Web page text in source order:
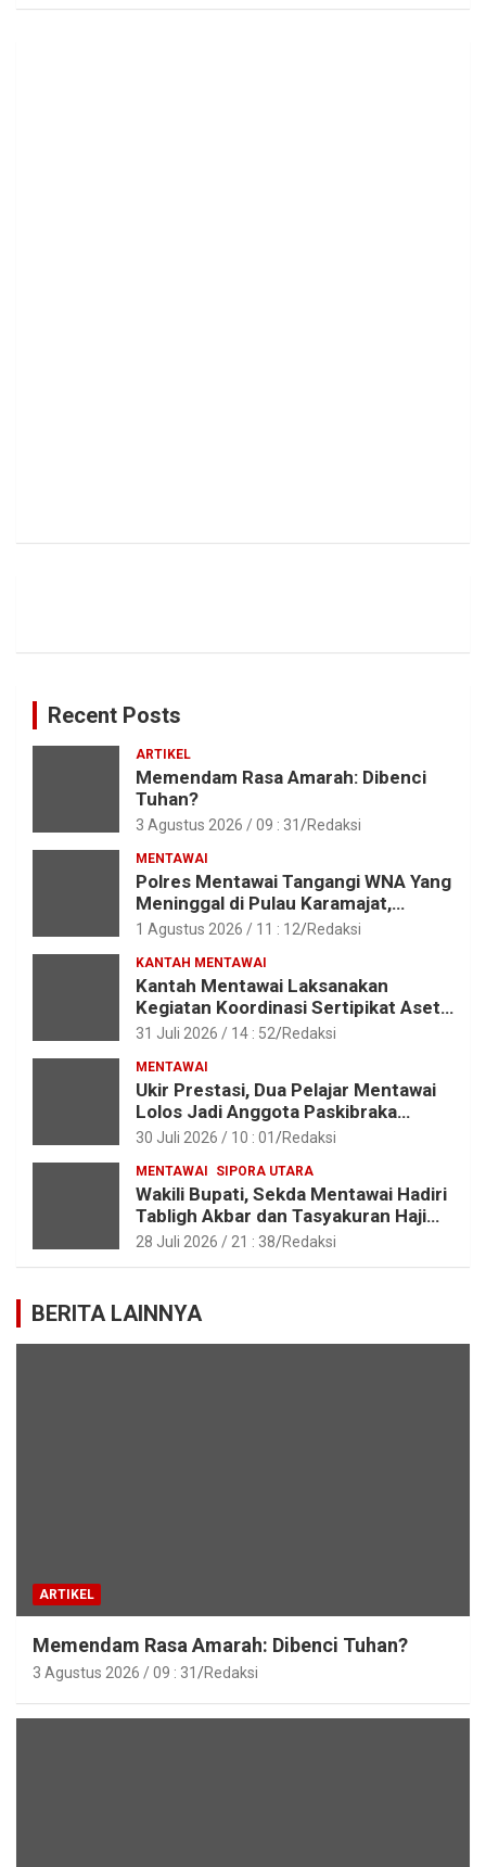
Recent Posts
ARTIKEL
Memendam Rasa Amarah: Dibenci
Tuhan?
3 Agustus 2026 / 09 : 31 Redaksi
MENTAWAI
Polres Mentawai Tangangi WNA Yang
Meninggal di Pulau Karamajat,
Sibaday
1 Agustus 2026 / 11 : 12 Redaksi
KANTAH MENTAWAI
Kantah Mentawai Laksanakan
Kegiatan Koordinasi Sertipikat Aset
Tanah Pemkab Mentawai
31 Juli 2026 / 14 : 52 Redaksi
MENTAWAI
Ukir Prestasi, Dua Pelajar Mentawai
Lolos Jadi Anggota Paskibraka
Provinsi Sumbar
30 Juli 2026 / 10 : 01 Redaksi
MENTAWAI SIPORA UTARA
Wakili Bupati, Sekda Mentawai Hadiri
Tabligh Akbar dan Tasyakuran Haji
2026 di Kota Padang
28 Juli 2026 / 21 : 38 Redaksi
BERITA LAINNYA
ARTIKEL
Memendam Rasa Amarah: Dibenci Tuhan?
3 Agustus 2026 / 09 : 31 Redaksi